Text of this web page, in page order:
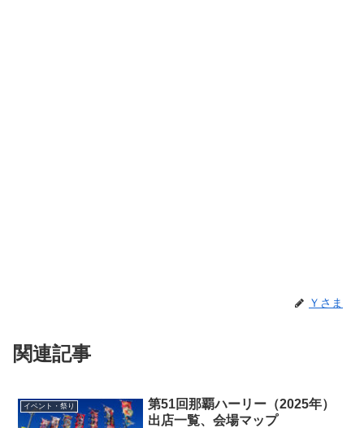
Ｙさま
関連記事
イベント・祭り
第51回那覇ハーリー（2025年）
出店一覧、会場マップ